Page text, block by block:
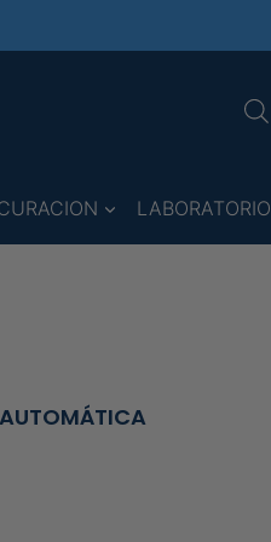
LABORATORIO